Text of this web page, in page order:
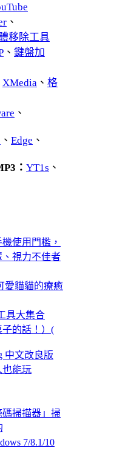
、
移除工具
、 鍵盤加
XMedia 、 格
、
、 Edge 、
： YT1s 、
使用門檻，
視力不佳者
愛貓貓的療癒
具大集合
子的話！）(
中文改良版
也能玩
碼掃描器」掃
7/8.1/10